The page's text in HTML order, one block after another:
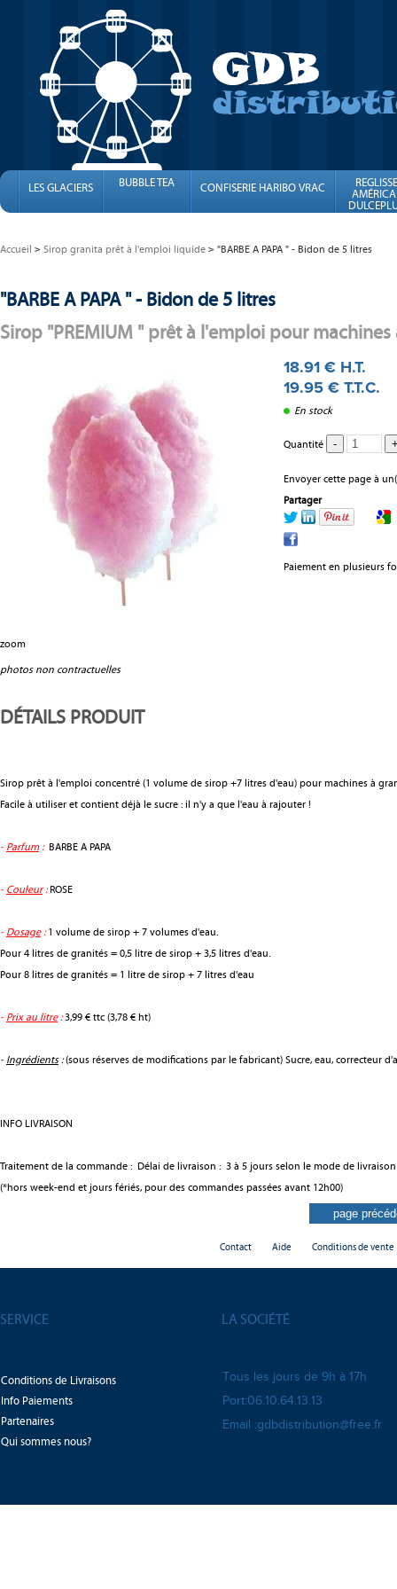
LES GLACIERS BUBBLE TEA CONFISERIE HARIBO VRAC
FINI
Accueil Sirop granita prêt à l'emploi liquide "BARBE A PAPA " - Bidon de 5 litres
"BARBE A PAPA " - Bidon de 5 litres
Sirop "PREMIUM " prêt à l'emploi pour
zoom
photos non contractuelles
18.91 € H.T.
19.95 € T.T.C.
En stock
Quantité
Envoyer cette page à
Partager
Paiement en plusieurs
DÉTAILS PRODUIT
Sirop prêt à l'emploi concentré (1 volume de sirop +7 litres d'eau) pour machines à
Facile à utiliser et contient déjà le sucre : il n'y a que l'eau à rajouter !
- Parfum:BARBE A PAPA
- Couleur:ROSE
- Dosage:1 volume de sirop + 7 volumes d'eau.
Pour 4 litres de granités = 0,5 litre de sirop + 3,5 litres d'eau.
Pour 8 litres de granités = 1 litre de sirop + 7 litres d'eau
- Prix au litre:3,99 € ttc (3,78 € ht)
- Ingrédients:(sous réserves de modifications par le fabricant) Sucre, eau, correcteur
INFO LIVRAISON
Traitement de la commande : Délai de livraison : 3 à 5 jours selon le mode de
(*hors week-end et jours fériés, pour des commandes passées avant 12h00)
Contact Aide Conditions de vente
SERVICE LA SOCIÉTÉ
Conditions de Livraisons
Info Paiements
Partenaires
Qui sommes nous?
Tous les jours de 9h à 17h
Port:06.10.64.13.13
Email :gdbdistribution@free.fr